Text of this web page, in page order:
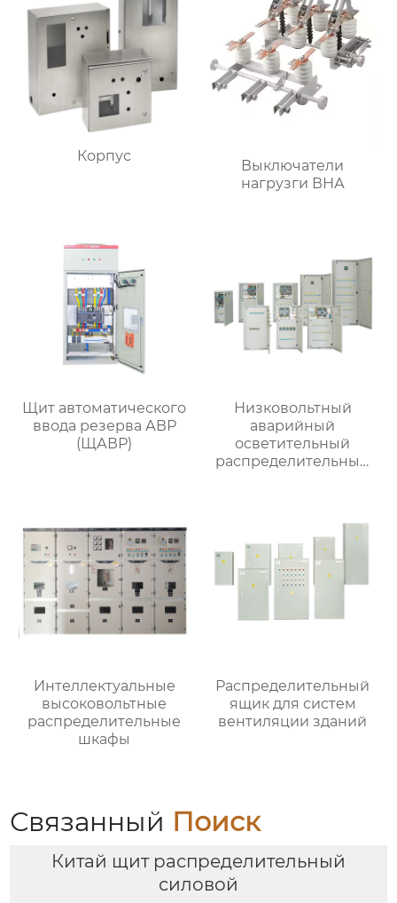
Корпус
Выключатели
нагрузги ВНА
Щит автоматического
ввода резерва АВР
(ЩАВР)
Низковольтный
аварийный
осветительный
распределительный
Интеллектуальные
высоковольтные
распределительные
шкафы
Распределительный
ящик для систем
вентиляции зданий
Связанный Поиск
Китай щит распределительный
силовой